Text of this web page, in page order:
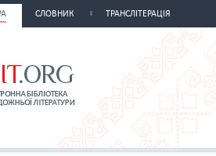
СЛОВНИК ТРАНСЛІТЕРАЦІЯ